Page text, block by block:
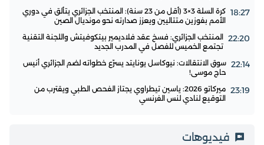
18:27
كرة السلة 3×3 (أقل من 23 سنة): المنتخب الجزائري يتألق في دوري
الأمم بفوزين متتاليين ويعزز صدارته نحو مونديال الصين
22:20 المنتخب الجزائري: فسخ عقد فلاديمير بيتكوفيتش واللجنة التقنية
تجتمع الخميس للفصل في المدرب الجديد
22:14 سوق الانتقالات: نيوكاسل يونايتد يسرّع خطواته لضم الجزائري أنيس
حاج موسى!
23:19
ميركاتو 2026: ياسين تيطراوي يجتاز الفحص الطبي ويقترب من
التوقيع لنادي لنس الفرنسي
فيديوهات